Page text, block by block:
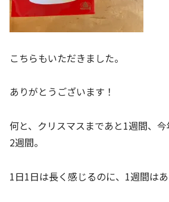
こちらもいただきました。
ありがとうございます！
何と、クリスマスまであと1週間、
2週間。
1日1日は長く感じるのに、1週間はあ